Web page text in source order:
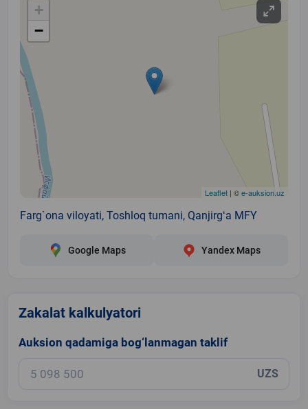
+
−
Leaflet | ©e-auksion.uz
Farg`ona viloyati, Toshloq tumani, Qanjirgʻa MFY
Google Maps Yandex Maps
Zakalat kalkulyatori
Auksion qadamiga bog‘lanmagan taklif
UZS